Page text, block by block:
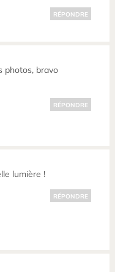
RÉPONDRE
photos, bravo
RÉPONDRE
lumière !
RÉPONDRE